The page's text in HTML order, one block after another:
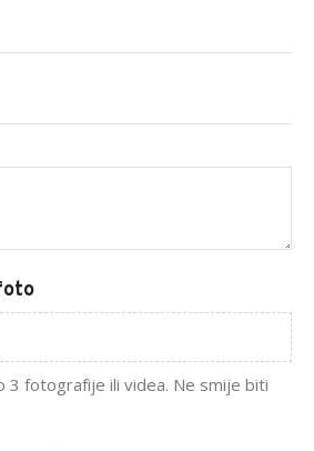
3 fotografije ili videa. Ne smije biti